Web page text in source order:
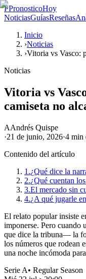
PPronosticoHoy
NoticiasGuíasReseñas
Inicio
›Noticias
›Vitoria vs Vasco:
Noticias
Vitoria vs
camiseta no
AAndrés Quispe
·21 de junio, 2026·4 min
Contenido del artículo
1.¿Qué dice la
2.¿Qué cuentan
3.El mercado sin
4.¿A qué jugarle
El relato popular insiste
imponerse. Pero cuando
que dice la tribuna— la
los números que rodean
una noche incómoda
Serie A• Regular Season